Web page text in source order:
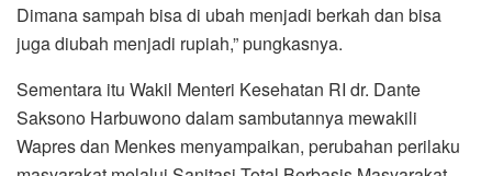
Dimana sampah bisa di ubah menjadi berkah dan bisa
juga diubah menjadi rupiah,” pungkasnya.
Sementara itu Wakil Menteri Kesehatan RI dr. Dante
Saksono Harbuwono dalam sambutannya mewakili
Wapres dan Menkes menyampaikan, perubahan perilaku